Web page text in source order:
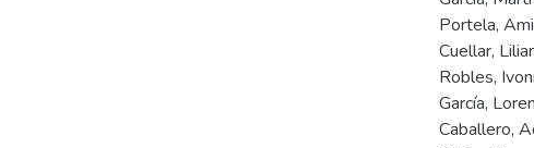
Portela,
Cuellar,
Robles,
García,
Caballero,